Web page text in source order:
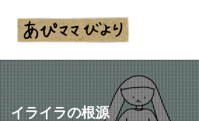
イライラの根源